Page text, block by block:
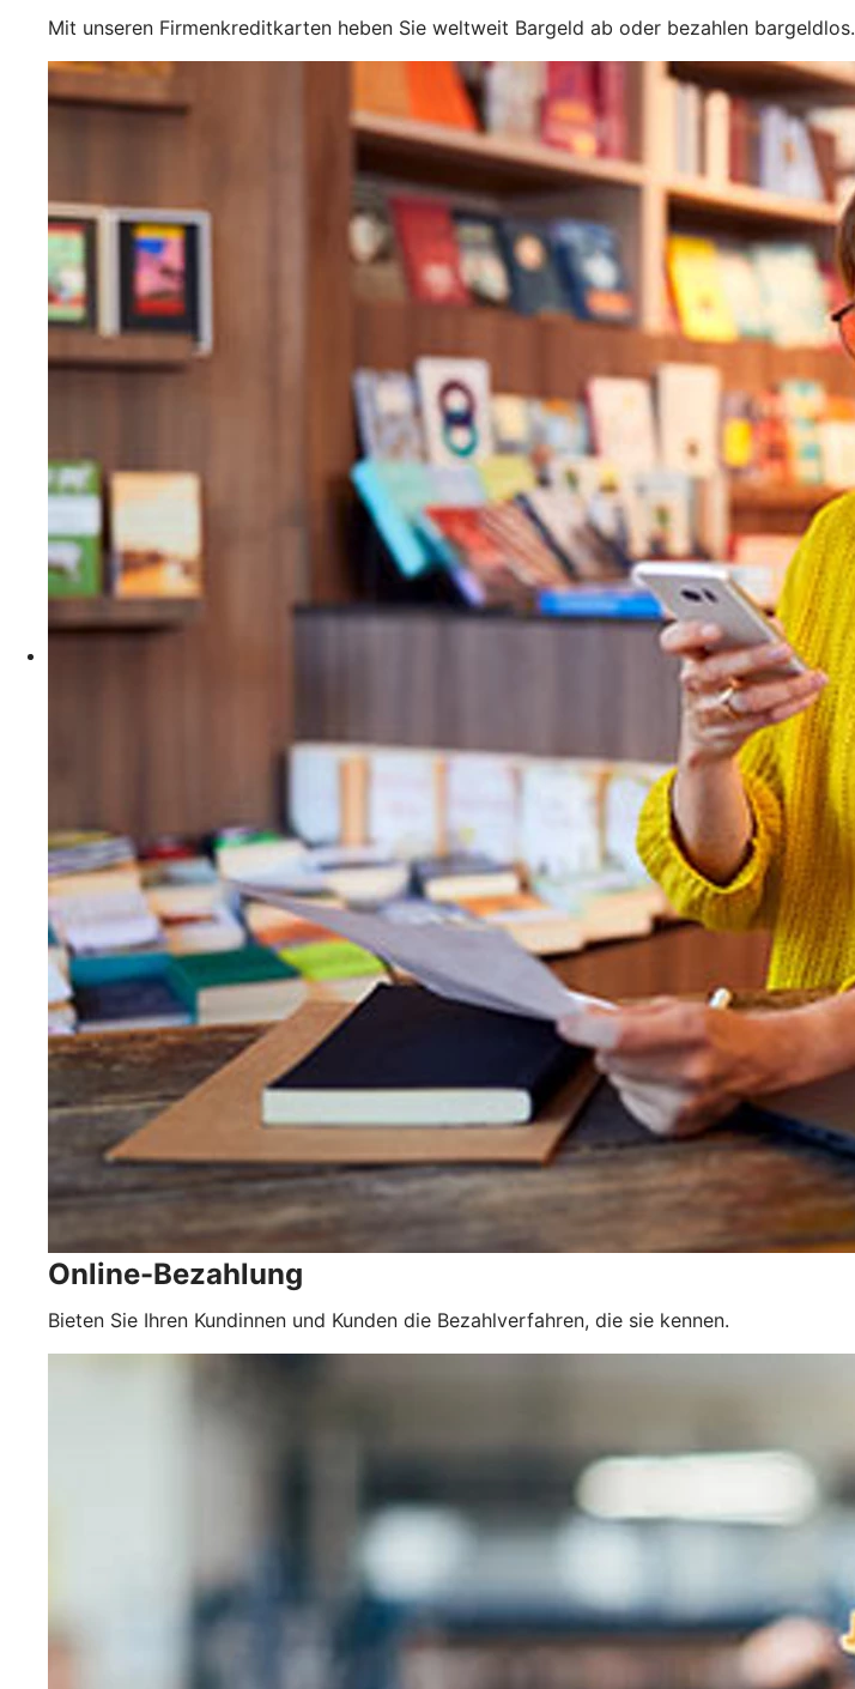
Mit unseren Firmenkreditkarten heben Sie weltweit Bargeld ab oder bezahlen bargeldlos.
Online-Bezahlung
Bieten Sie Ihren Kundinnen und Kunden die Bezahlverfahren, die sie kennen.